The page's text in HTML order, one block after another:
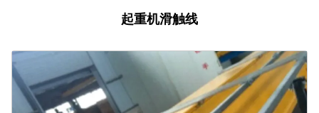
起重机滑触线